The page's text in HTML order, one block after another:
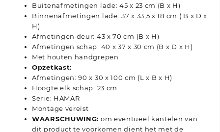
Buitenafmetingen lade: 45 x 23 cm (B x H)
Binnenafmetingen lade: 37 x 33,5 x 18 cm ( B x D x
H)
Afmetingen deur: 43 x 70 cm (B x H)
Afmetingen schap: 40 x 37 x 30 cm (B x D x H)
Met houten handgrepen
Opzetkast:
Afmetingen: 90 x 30 x 100 cm (L x B x H)
Hoogte elk schap: 23 cm
Serie: HAMAR
Montage vereist
WAARSCHUWING: om eventueel kantelen van
dit product te voorkomen dient het met de